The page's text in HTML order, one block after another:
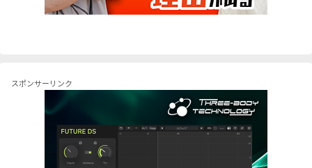
スポンサーリンク